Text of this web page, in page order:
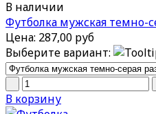
В наличии
Футболка мужская темно-
Цена: 287,00 руб
Выберите вариант:
В корзину